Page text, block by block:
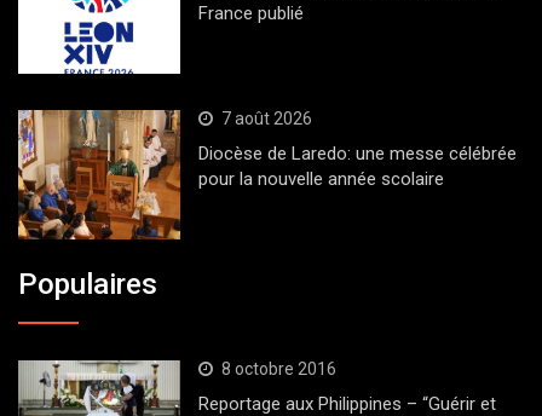
France publié
7 août 2026
Diocèse de Laredo: une messe célébrée
pour la nouvelle année scolaire
Populaires
8 octobre 2016
Reportage aux Philippines – “Guérir et